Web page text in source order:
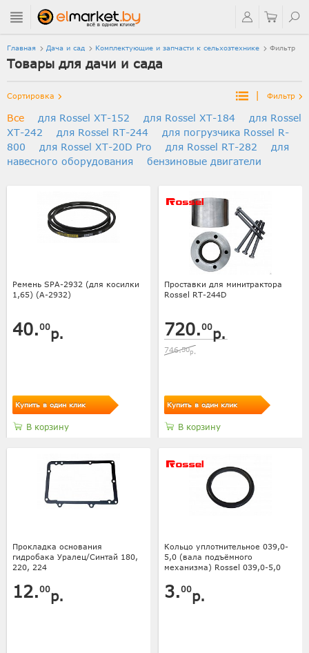
Главная Дача и сад Комплектующие и запчасти к сельхозтехнике Фильтр
Товары для дачи и сада
Сортировка | Фильтр
Все для Rossel XT-152 для Rossel XT-184
для Rossel
XT-242
для Rossel RT-244
для погрузчика Rossel R-
800
для Rossel XT-20D Pro для Rossel RT-282
для
навесного оборудования
бензиновые двигатели
Ремень SPA-2932 (для косилки
1,65) (А-2932)
40.00р.
Купить в один клик
В корзину
Проставки для минитрактора
Rossel RT-244D
720.00р.
746.50р.
Купить в один клик
В корзину
Прокладка основания
гидробака Уралец/Синтай 180,
220, 224
12.00р.
Кольцо уплотнительное 039,0-
5,0 (вала подъёмного
механизма) Rossel 039,0-5,0
3.00р.